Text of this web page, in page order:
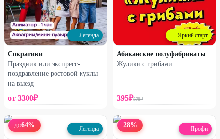
Легенда
Сократики
Праздник или экспресс-
поздравление ростовой куклы
на выезд
от 3300₽
Яркий старт
Абаканские полуфабрикаты
Жулики с грибами
395₽578₽
ДО64% Легенда 28% Профи